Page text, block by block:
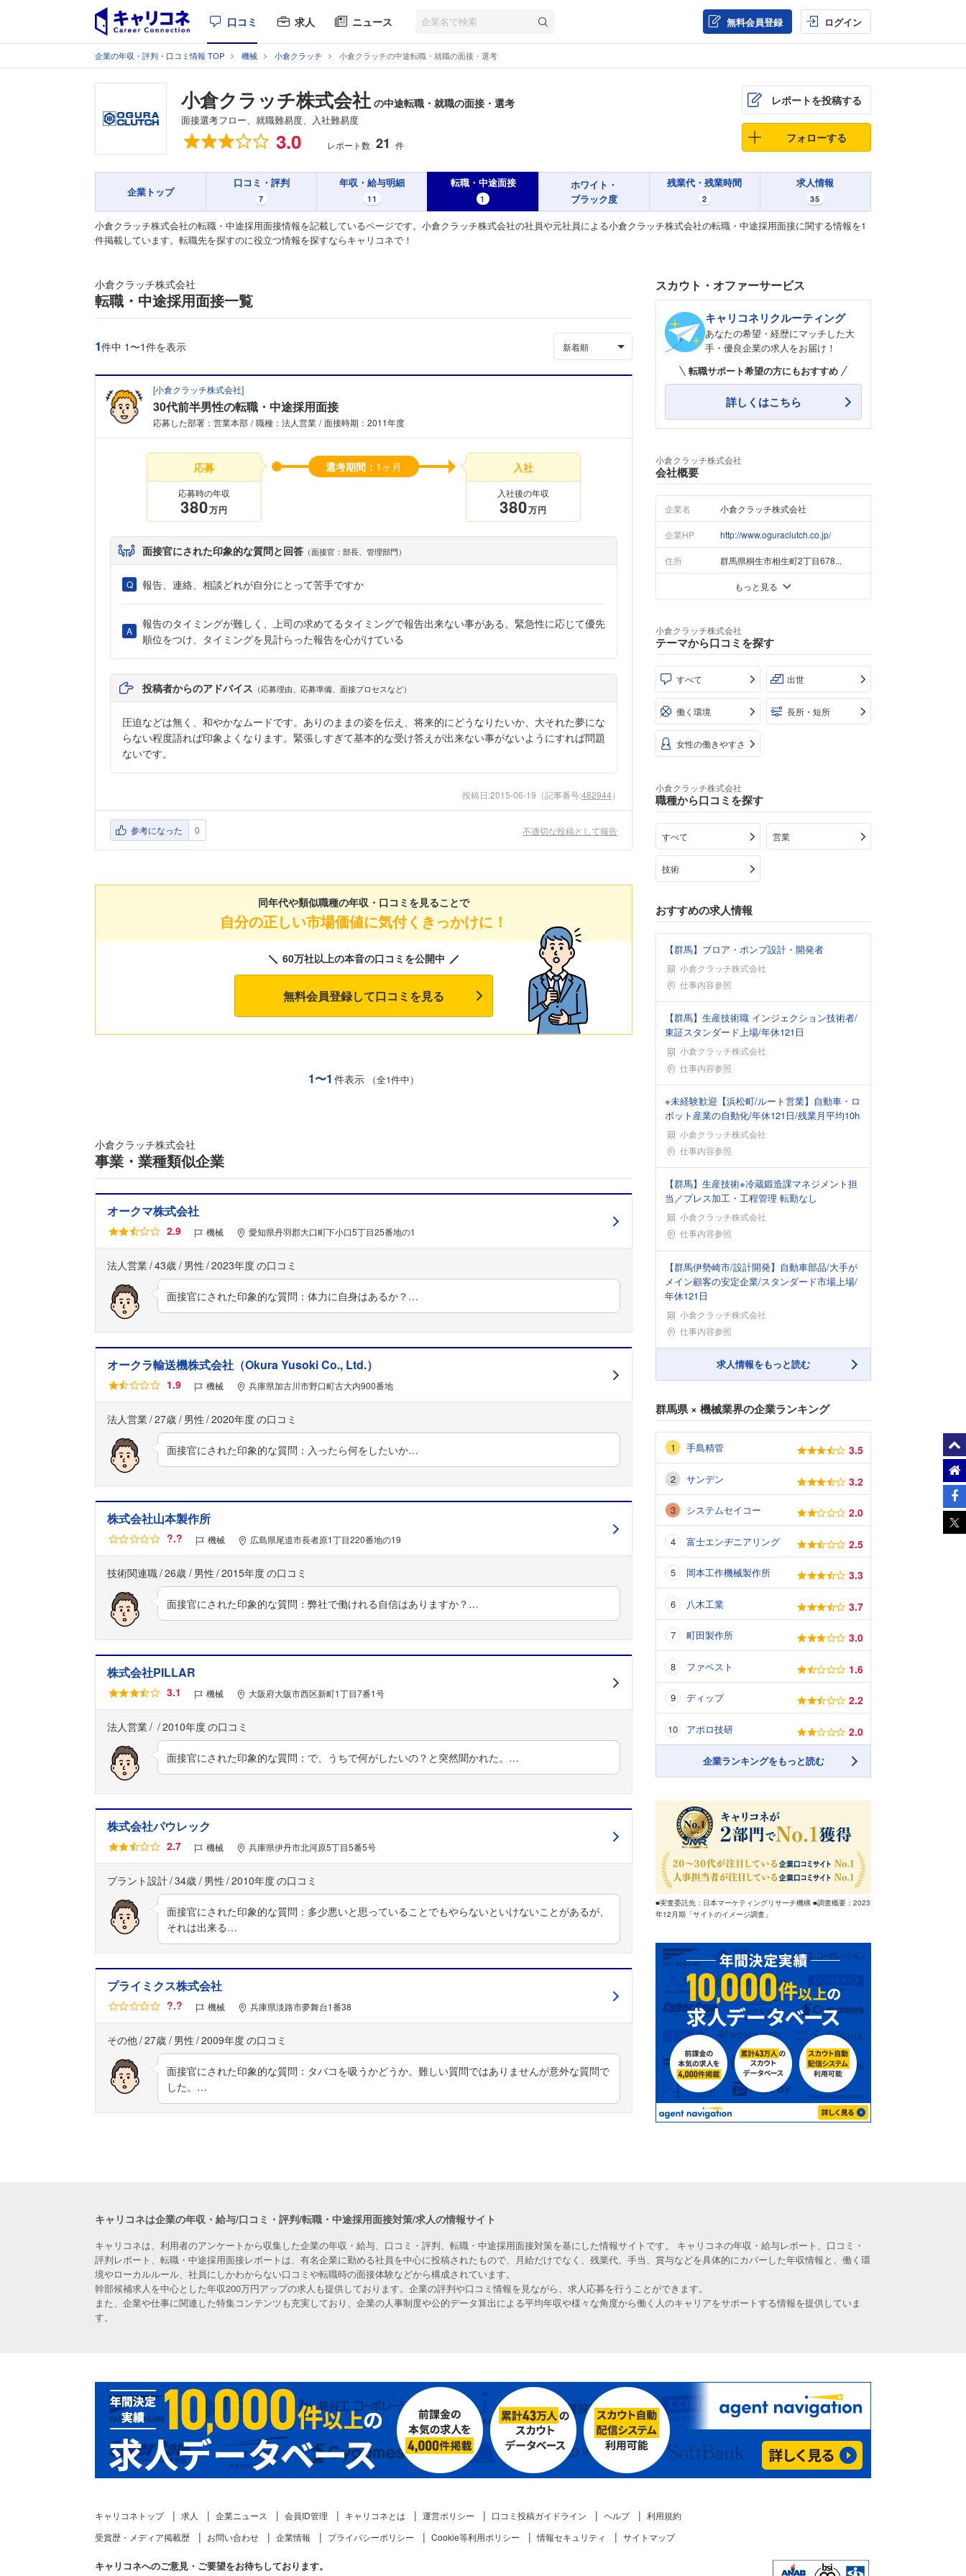
口コミ 求人 ニュース 無料会員登録 ログイン
企業の年収・評判・口コミ情報 TOP 機械 小倉クラッチ 小倉クラッチの中途転職・就職の面接・選考
小倉クラッチ株式会社 の中途転職・就職の面接・選考
面接選考フロー、就職難易度、入社難易度
総合評価 3.0 レポート数 21 件
レポートを投稿する
フォローする
企業トップ
口コミ・評判
7
年収・給与明細
11
転職・中途面接
1
ホワイト・
ブラック度
残業代・残業時間
2
求人情報
35
小倉クラッチ株式会社の転職・中途採用面接情報を記載しているページです。小倉クラッチ株式会社の社員や元社員による小倉クラッチ株式会社の転職・中途採用面接に関する情報を1
件掲載しています。転職先を探すのに役立つ情報を探すならキャリコネで！
フォローしました
こちらの企業もフォローしませんか？
小倉クラッチ株式会社
転職・中途採用面接一覧
1件中 1〜1件を表示 新着順
[小倉クラッチ株式会社]
30代前半男性の転職・中途採用面接
応募した部署：営業本部 職種：法人営業 面接時期：2011年度
選考期間： 1ヶ月
応募
応募時の年収
380万円
入社
入社後の年収
380万円
面接官にされた印象的な質問と回答 （面接官：部長、管理部門）
報告、連絡、相談どれが自分にとって苦手ですか
報告のタイミングが難しく、上司の求めてるタイミングで報告出来ない事がある。緊急性に応じて優先
順位をつけ、タイミングを見計らった報告を心がけている
投稿者からのアドバイス （応募理由、応募準備、面接プロセスなど）
圧迫などは無く、和やかなムードです。ありのままの姿を伝え、将来的にどうなりたいか、大それた夢にな
らない程度語れば印象よくなります。緊張しすぎて基本的な受け答えが出来ない事がないようにすれば問題
ないです。
投稿日:2015-06-19 （記事番号:482944）
参考になった 0 不適切な投稿として報告
同年代や類似職種の年収・口コミを見ることで
自分の正しい市場価値に気付くきっかけに！
60万社以上の本音の口コミを公開中
無料会員登録して口コミを見る
1〜1 件表示 （全1件中）
小倉クラッチ株式会社
事業・業種類似企業
オークマ株式会社
2.9 機械 愛知県丹羽郡大口町下小口5丁目25番地の1
法人営業 43歳 男性 2023年度
面接官にされた印象的な質問：体力に自身はあるか？…
オークラ輸送機株式会社（Okura Yusoki Co., Ltd.）
1.9 機械 兵庫県加古川市野口町古大内900番地
法人営業 27歳 男性 2020年度
面接官にされた印象的な質問：入ったら何をしたいか…
株式会社山本製作所
?.? 機械 広島県尾道市長者原1丁目220番地の19
技術関連職 26歳 男性 2015年度
面接官にされた印象的な質問：弊社で働けれる自信はありますか？…
株式会社PILLAR
3.1 機械 大阪府大阪市西区新町1丁目7番1号
法人営業 2010年度
面接官にされた印象的な質問：で、うちで何がしたいの？と突然聞かれた。…
株式会社パウレック
2.7 機械 兵庫県伊丹市北河原5丁目5番5号
プラント設計 34歳 男性 2010年度
面接官にされた印象的な質問：多少悪いと思っていることでもやらないといけないことがあるが、
それは出来る…
プライミクス株式会社
?.? 機械 兵庫県淡路市夢舞台1番38
その他 27歳 男性 2009年度
面接官にされた印象的な質問：タバコを吸うかどうか。難しい質問ではありませんが意外な質問で
した。…
スカウト・オファーサービス
キャリコネリクルーティング
あなたの希望・経歴にマッチした大
手・優良企業の求人をお届け！
転職サポート希望の方にもおすすめ
詳しくはこちら
小倉クラッチ株式会社
会社概要
企業名 小倉クラッチ株式会社
企業HP http://www.oguraclutch.co.jp/
住所 群馬県桐生市相生町2丁目678...
もっと見る
小倉クラッチ株式会社
テーマから口コミを探す
すべて 出世
働く環境 長所・短所
女性の働きやすさ
小倉クラッチ株式会社
職種から口コミを探す
すべて 営業
技術
おすすめの求人情報
【群馬】ブロア・ポンプ設計・開発者
小倉クラッチ株式会社
勤務地仕事内容参照
【群馬】生産技術職 インジェクション技術者/
東証スタンダード上場/年休121日
小倉クラッチ株式会社
勤務地仕事内容参照
※未経験歓迎【浜松町/ルート営業】自動車・ロ
ボット産業の自動化/年休121日/残業月平均10h
小倉クラッチ株式会社
勤務地仕事内容参照
【群馬】生産技術※冷蔵鍛造課マネジメント担
当／プレス加工・工程管理 転勤なし
小倉クラッチ株式会社
勤務地仕事内容参照
【群馬伊勢崎市/設計開発】自動車部品/大手が
メイン顧客の安定企業/スタンダード市場上場/
年休121日
小倉クラッチ株式会社
勤務地仕事内容参照
求人情報をもっと読む
群馬県× 機械業界の企業ランキング
手島精管 3.5
サンデン 3.2
システムセイコー 2.0
富士エンヂニアリング 2.5
岡本工作機械製作所 3.3
八木工業 3.7
町田製作所 3.0
ファベスト 1.6
ディップ 2.2
アポロ技研 2.0
企業ランキングをもっと読む
■実査委託先：日本マーケティングリサーチ機構 ■調査概要：2023
年12月期「サイトのイメージ調査」
キャリコネは企業の年収・給与/口コミ・評判/転職・中途採用面接対策/求人の情報サイト
キャリコネは、利用者のアンケートから収集した企業の年収・給与、口コミ・評判、転職・中途採用面接対策を基にした情報サイトです。 キャリコネの年収・給与レポート、口コミ・
評判レポート、転職・中途採用面接レポートは、有名企業に勤める社員を中心に投稿されたもので、月給だけでなく、残業代、手当、賞与などを具体的にカバーした年収情報と、働く環
境やローカルルール、社員にしかわからない口コミや転職時の面接体験などから構成されています。
幹部候補求人を中心とした年収200万円アップの求人も提供しております。企業の評判や口コミ情報を見ながら、求人応募を行うことができます。
また、企業や仕事に関連した特集コンテンツも充実しており、企業の人事制度や公的データ算出による平均年収や様々な角度から働く人のキャリアをサポートする情報を提供していま
す。
キャリコネトップ 求人 企業ニュース 会員ID管理 キャリコネとは 運営ポリシー 口コミ投稿ガイドライン ヘルプ
利用規約
受賞歴・メディア掲載歴
お問い合わせ 企業情報 プライバシーポリシー Cookie等利用ポリシー 情報セキュリティ サイトマップ
キャリコネへのご意見・ご要望をお待ちしております。